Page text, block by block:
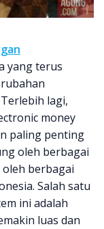
yang terus
lagi,
money
paling penting
oleh berbagai
berbagai
Salah satu
ini adalah
luas dan